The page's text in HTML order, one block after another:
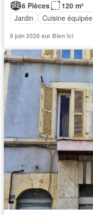
6 Pièces
120 m²
Jardin
Cuisine équipée
9 juin 2026 sur Bien´ici